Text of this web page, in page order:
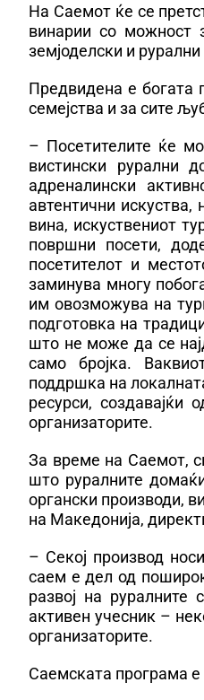
На Саемот ќе се
винарии со можност
земјоделски и
Предвидена е богата
семејства и за сите
– Посетителите ќе
вистински рурални
адреналински
автентични
вина, искуствениот
површни посети,
посетителот и
заминува многу
им овозможува на
подготовка на
што не може да се
само бројка.
поддршка на
ресурси,
организаторите.
За време на Саемот,
што руралните
органски производи,
на Македонија,
– Секој производ
саем е дел од
развој на
активен учесник –
организаторите.
Саемската програма